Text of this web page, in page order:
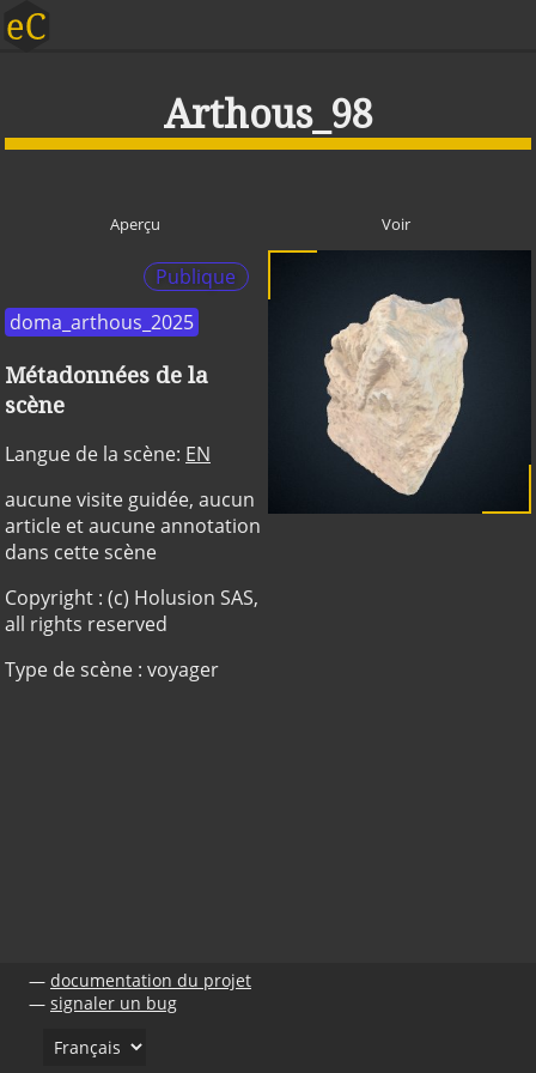
Arthous_98
Aperçu Voir
Publique
doma_arthous_2025
Métadonnées de la
scène
Langue de la scène: EN
aucune visite guidée, aucun
article et aucune annotation
dans cette scène
Copyright : (c) Holusion SAS,
all rights reserved
Type de scène : voyager
documentation du projet
signaler un bug